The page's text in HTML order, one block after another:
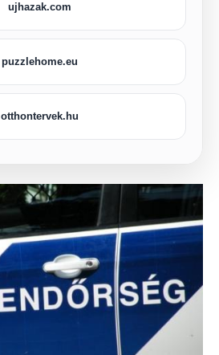
ujhazak.com
puzzlehome.eu
otthontervek.hu